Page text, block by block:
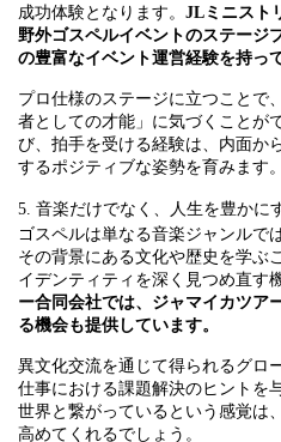
成功体験となります。 JLミニスト
野外ゴスペルイベントのステージ
の豊富なイベント運営経験を持っ
プロ仕様のステージに立つことで
者としての才能」に気づくことが
び、拍手を受ける経験は、内面か
するポジティブな姿勢を育みます。
5. 音楽だけでなく、人生を豊かに
ゴスペルは単なる音楽ジャンルで
その背景にある文化や歴史を学ぶ
イデンティティを深く見つめ直す
ー合同会社では、ジャマイカツア
る機会も提供しています。
異文化交流を通じて得られるグロ
仕事における課題解決のヒントを
世界と繋がっているという感覚は
高めてくれるでしょう。